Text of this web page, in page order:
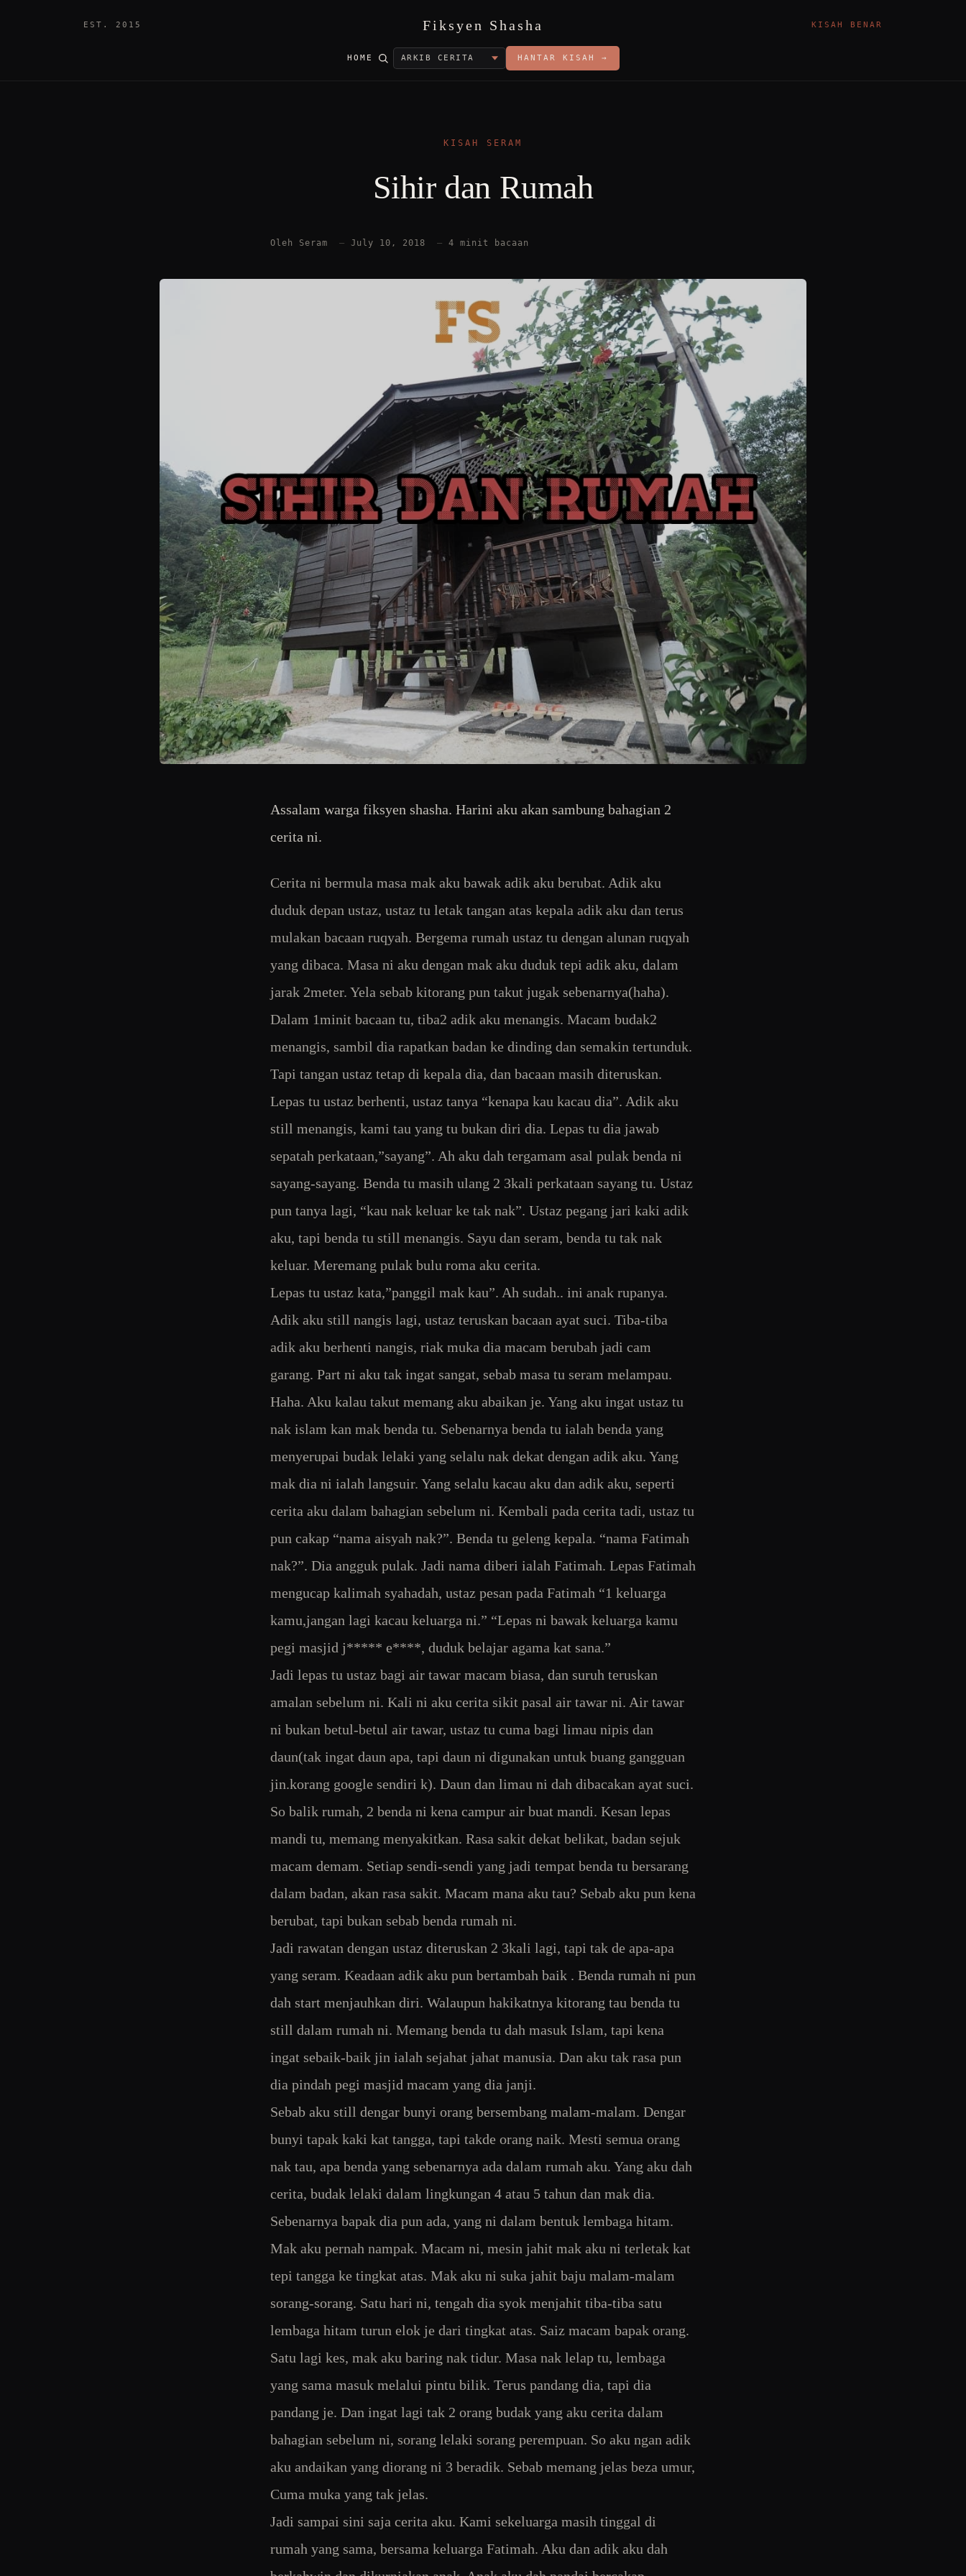
EST. 2015 Fiksyen Shasha KISAH BENAR
HOME HANTAR KISAH →
KISAH SERAM
Sihir dan Rumah
Oleh Seram — July 10, 2018 — 4 minit bacaan
Assalam warga fiksyen shasha. Harini aku akan sambung bahagian 2
cerita ni.
Cerita ni bermula masa mak aku bawak adik aku berubat. Adik aku
duduk depan ustaz, ustaz tu letak tangan atas kepala adik aku dan terus
mulakan bacaan ruqyah. Bergema rumah ustaz tu dengan alunan ruqyah
yang dibaca. Masa ni aku dengan mak aku duduk tepi adik aku, dalam
jarak 2meter. Yela sebab kitorang pun takut jugak sebenarnya(haha).
Dalam 1minit bacaan tu, tiba2 adik aku menangis. Macam budak2
menangis, sambil dia rapatkan badan ke dinding dan semakin tertunduk.
Tapi tangan ustaz tetap di kepala dia, dan bacaan masih diteruskan.
Lepas tu ustaz berhenti, ustaz tanya “kenapa kau kacau dia”. Adik aku
still menangis, kami tau yang tu bukan diri dia. Lepas tu dia jawab
sepatah perkataan,”sayang”. Ah aku dah tergamam asal pulak benda ni
sayang-sayang. Benda tu masih ulang 2 3kali perkataan sayang tu. Ustaz
pun tanya lagi, “kau nak keluar ke tak nak”. Ustaz pegang jari kaki adik
aku, tapi benda tu still menangis. Sayu dan seram, benda tu tak nak
keluar. Meremang pulak bulu roma aku cerita.
Lepas tu ustaz kata,”panggil mak kau”. Ah sudah.. ini anak rupanya.
Adik aku still nangis lagi, ustaz teruskan bacaan ayat suci. Tiba-tiba
adik aku berhenti nangis, riak muka dia macam berubah jadi cam
garang. Part ni aku tak ingat sangat, sebab masa tu seram melampau.
Haha. Aku kalau takut memang aku abaikan je. Yang aku ingat ustaz tu
nak islam kan mak benda tu. Sebenarnya benda tu ialah benda yang
menyerupai budak lelaki yang selalu nak dekat dengan adik aku. Yang
mak dia ni ialah langsuir. Yang selalu kacau aku dan adik aku, seperti
cerita aku dalam bahagian sebelum ni. Kembali pada cerita tadi, ustaz tu
pun cakap “nama aisyah nak?”. Benda tu geleng kepala. “nama Fatimah
nak?”. Dia angguk pulak. Jadi nama diberi ialah Fatimah. Lepas Fatimah
mengucap kalimah syahadah, ustaz pesan pada Fatimah “1 keluarga
kamu,jangan lagi kacau keluarga ni.” “Lepas ni bawak keluarga kamu
pegi masjid j***** e****, duduk belajar agama kat sana.”
Jadi lepas tu ustaz bagi air tawar macam biasa, dan suruh teruskan
amalan sebelum ni. Kali ni aku cerita sikit pasal air tawar ni. Air tawar
ni bukan betul-betul air tawar, ustaz tu cuma bagi limau nipis dan
daun(tak ingat daun apa, tapi daun ni digunakan untuk buang gangguan
jin.korang google sendiri k). Daun dan limau ni dah dibacakan ayat suci.
So balik rumah, 2 benda ni kena campur air buat mandi. Kesan lepas
mandi tu, memang menyakitkan. Rasa sakit dekat belikat, badan sejuk
macam demam. Setiap sendi-sendi yang jadi tempat benda tu bersarang
dalam badan, akan rasa sakit. Macam mana aku tau? Sebab aku pun kena
berubat, tapi bukan sebab benda rumah ni.
Jadi rawatan dengan ustaz diteruskan 2 3kali lagi, tapi tak de apa-apa
yang seram. Keadaan adik aku pun bertambah baik . Benda rumah ni pun
dah start menjauhkan diri. Walaupun hakikatnya kitorang tau benda tu
still dalam rumah ni. Memang benda tu dah masuk Islam, tapi kena
ingat sebaik-baik jin ialah sejahat jahat manusia. Dan aku tak rasa pun
dia pindah pegi masjid macam yang dia janji.
Sebab aku still dengar bunyi orang bersembang malam-malam. Dengar
bunyi tapak kaki kat tangga, tapi takde orang naik. Mesti semua orang
nak tau, apa benda yang sebenarnya ada dalam rumah aku. Yang aku dah
cerita, budak lelaki dalam lingkungan 4 atau 5 tahun dan mak dia.
Sebenarnya bapak dia pun ada, yang ni dalam bentuk lembaga hitam.
Mak aku pernah nampak. Macam ni, mesin jahit mak aku ni terletak kat
tepi tangga ke tingkat atas. Mak aku ni suka jahit baju malam-malam
sorang-sorang. Satu hari ni, tengah dia syok menjahit tiba-tiba satu
lembaga hitam turun elok je dari tingkat atas. Saiz macam bapak orang.
Satu lagi kes, mak aku baring nak tidur. Masa nak lelap tu, lembaga
yang sama masuk melalui pintu bilik. Terus pandang dia, tapi dia
pandang je. Dan ingat lagi tak 2 orang budak yang aku cerita dalam
bahagian sebelum ni, sorang lelaki sorang perempuan. So aku ngan adik
aku andaikan yang diorang ni 3 beradik. Sebab memang jelas beza umur,
Cuma muka yang tak jelas.
Jadi sampai sini saja cerita aku. Kami sekeluarga masih tinggal di
rumah yang sama, bersama keluarga Fatimah. Aku dan adik aku dah